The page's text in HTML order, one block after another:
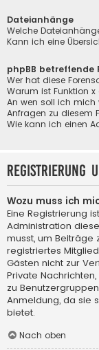
Dateianhänge
Welche
Kann ich eine
phpBB betreffende
Wer hat diese
Warum ist Funktion
An wen soll ich mich
Anfragen zu diesem
Wie kann ich einen
Registrierung
Wozu muss ich
Eine Registrierung
Administration
musst, um Beiträge
registriertes
Gästen nicht zur
Private
zu
Anmeldung, da sie
bietet.
Nach oben